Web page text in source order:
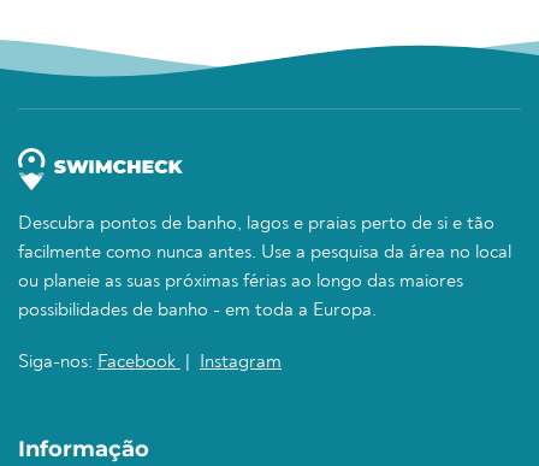
Descubra pontos de banho, lagos e praias perto de si e tão
facilmente como nunca antes. Use a pesquisa da área no local
ou planeie as suas próximas férias ao longo das maiores
possibilidades de banho - em toda a Europa.
Siga-nos: Facebook Instagram
Informação